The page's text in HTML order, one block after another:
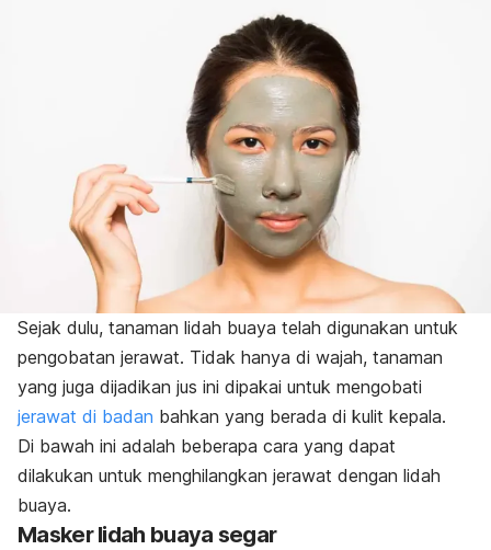
Sejak dulu, tanaman lidah buaya telah digunakan untuk
pengobatan jerawat. Tidak hanya di wajah, tanaman
yang juga dijadikan jus ini dipakai untuk mengobati
jerawat di badan bahkan yang berada di kulit kepala.
Di bawah ini adalah beberapa cara yang dapat
dilakukan untuk menghilangkan jerawat dengan lidah
buaya.
Masker lidah buaya segar